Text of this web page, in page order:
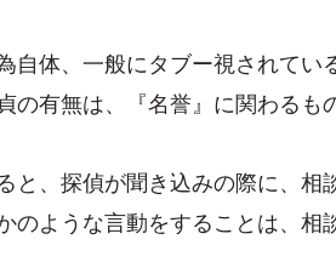
自体、一般にタブー視されて
の有無は、『名誉』に関わるも
と、探偵が聞き込みの際に、
のような言動をすることは、相